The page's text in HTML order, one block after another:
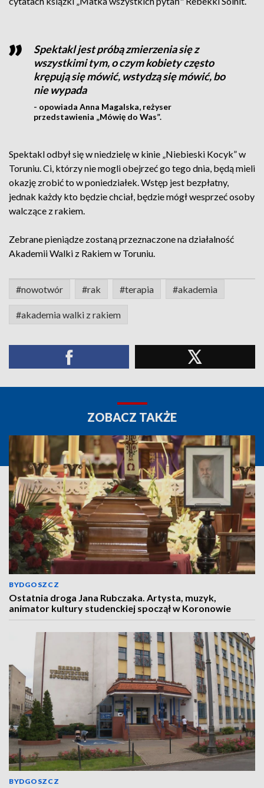
Spektakl jest próbą zmierzenia się z
wszystkimi tym, o czym kobiety często
krępują się mówić, wstydzą się mówić, bo
nie wypada
- opowiada Anna Magalska, reżyser
przedstawienia „Mówię do Was”.
Spektakl odbył się w niedzielę w kinie „Niebieski Kocyk” w
Toruniu. Ci, którzy nie mogli obejrzeć go tego dnia, będą mieli
okazję zrobić to w poniedziałek. Wstęp jest bezpłatny,
jednak każdy kto będzie chciał, będzie mógł wesprzeć osoby
walczące z rakiem.
Zebrane pieniądze zostaną przeznaczone na działalność
Akademii Walki z Rakiem w Toruniu.
#nowotwór #rak #terapia #akademia
#akademia walki z rakiem
ZOBACZ TAKŻE
BYDGOSZCZ
Ostatnia droga Jana Rubczaka. Artysta, muzyk,
animator kultury studenckiej spoczął w Koronowie
BYDGOSZCZ